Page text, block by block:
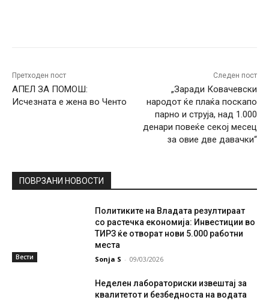
Претходен пост
АПЕЛ ЗА ПОМОШ:
Исчезната е жена во Ченто
Следен пост
„Заради Ковачевски
народот ќе плаќа поскапо
парно и струја, над 1.000
денари повеќе секој месец
за овие две давачки“
ПОВРЗАНИ НОВОСТИ
Вести
Политиките на Владата резултираат
со растечка економија: Инвестиции во
ТИРЗ ќе отворат нови 5.000 работни
места
Sonja S - 09/03/2026
Неделен лабораториски извештај за
квалитетот и безбедноста на водата